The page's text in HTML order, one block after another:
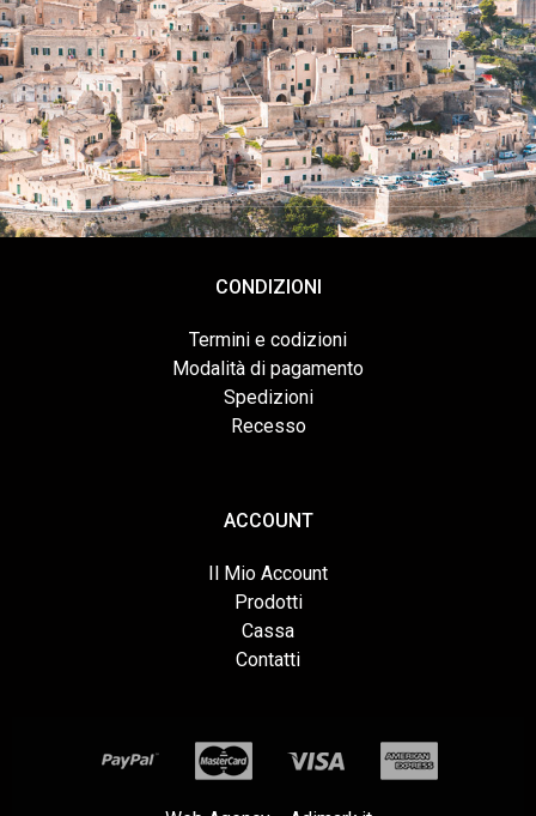
CONDIZIONI
Termini e codizioni
Modalità di pagamento
Spedizioni
Recesso
ACCOUNT
Il Mio Account
Prodotti
Cassa
Contatti